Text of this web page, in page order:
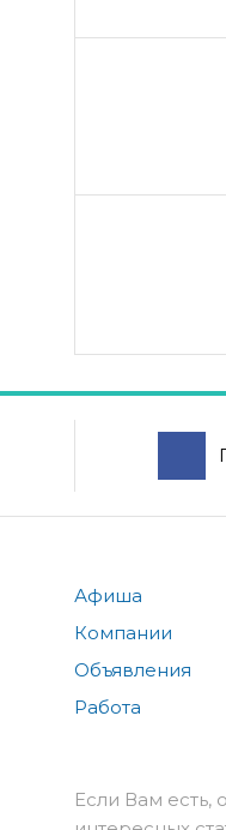
Афиша
Компании
Объявления
Работа
Если Вам есть,